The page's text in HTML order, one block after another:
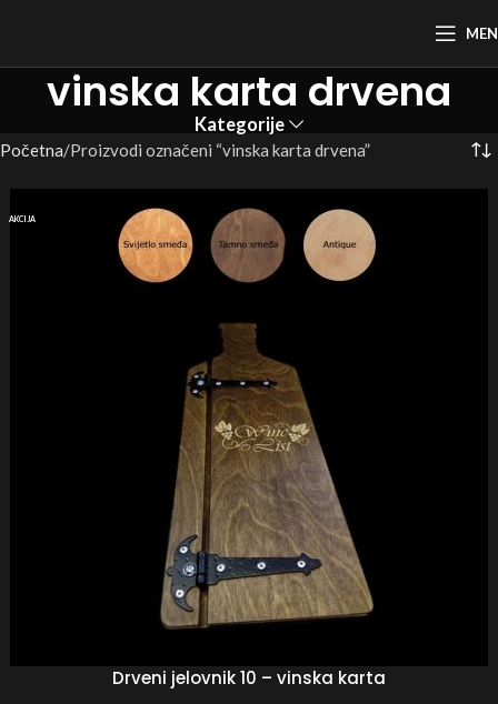
vinska karta drvena
Kategorije
Početna Proizvodi označeni “vinska karta drvena”
AKCIJA
Drveni jelovnik 10 – vinska karta